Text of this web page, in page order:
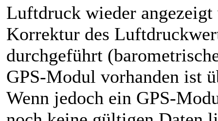
Luftdruck wieder
Korrektur des
durchgeführt
GPS-Modul vorhanden ist
Wenn jedoch ein GPS-